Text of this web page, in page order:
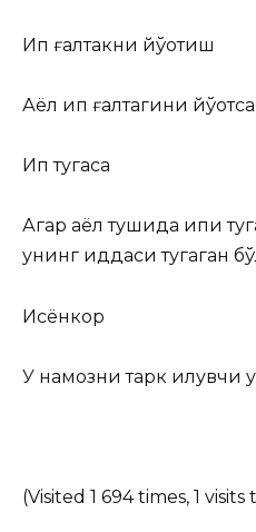
Ип ғалтакни йўқотиш
Аёл ип ғалтагини
Ип тугаса
Агар аёл тушида ипи
унинг иддаси тугаган
Исёнкор
У намозни тарк қилувчи
(Visited 1 694 times, 1 visits